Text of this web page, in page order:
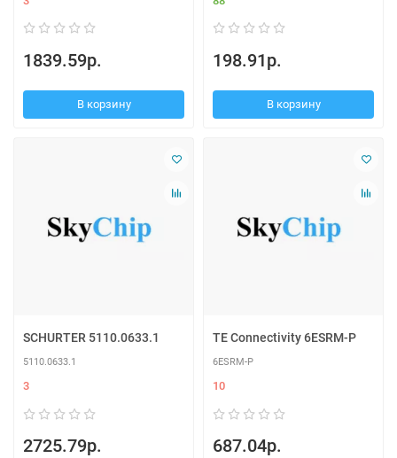
1839.59р.
В корзину
198.91р.
В корзину
SCHURTER 5110.0633.1
5110.0633.1
3
2725.79р.
TE Connectivity 6ESRM-P
6ESRM-P
10
687.04р.